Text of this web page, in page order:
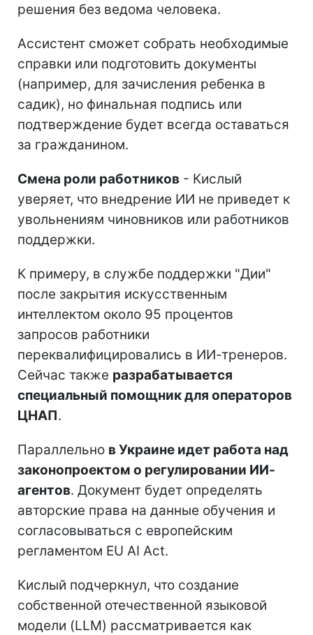
решения без ведома человека.
Ассистент сможет собрать необходимые
справки или подготовить документы
(например, для зачисления ребенка в
садик), но финальная подпись или
подтверждение будет всегда оставаться
за гражданином.
Смена роли работников - Кислый
уверяет, что внедрение ИИ не приведет к
увольнениям чиновников или работников
поддержки.
К примеру, в службе поддержки "Дии"
после закрытия искусственным
интеллектом около 95 процентов
запросов работники
переквалифицировались в ИИ-тренеров.
Сейчас также разрабатывается
специальный помощник для операторов
ЦНАП.
Параллельно в Украине идет работа над
законопроектом о регулировании ИИ-
агентов. Документ будет определять
авторские права на данные обучения и
согласовываться с европейским
регламентом EU AI Act.
Кислый подчеркнул, что создание
собственной отечественной языковой
модели (LLM) рассматривается как